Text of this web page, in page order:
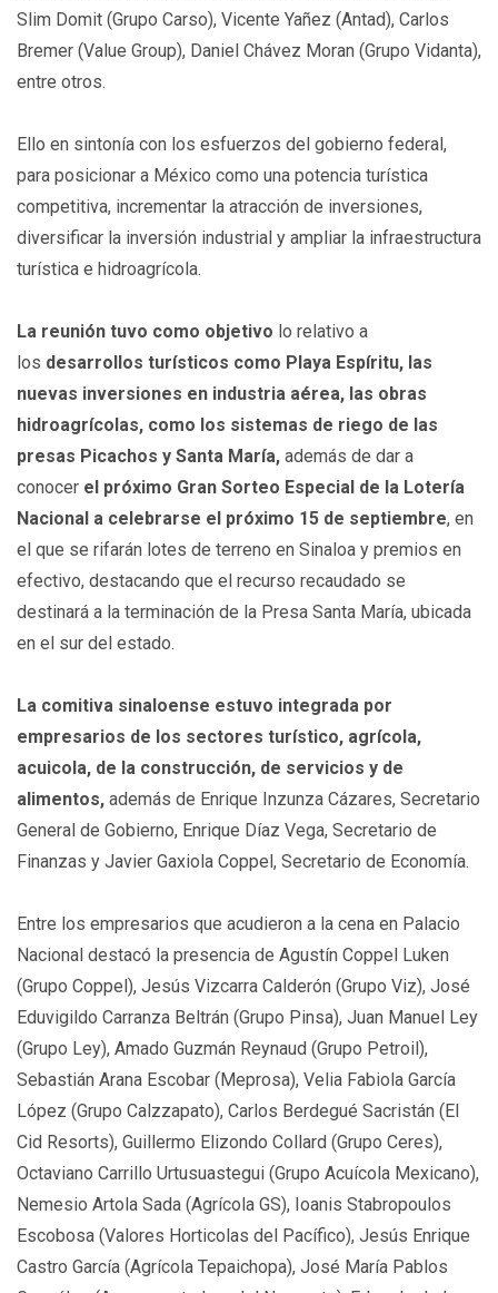
Slim Domit (Grupo Carso), Vicente Yañez (Antad), Carlos
Bremer (Value Group), Daniel Chávez Moran (Grupo Vidanta),
entre otros.
Ello en sintonía con los esfuerzos del gobierno federal,
para posicionar a México como una potencia turística
competitiva, incrementar la atracción de inversiones,
diversificar la inversión industrial y ampliar la infraestructura
turística e hidroagrícola.
La reunión tuvo como objetivo lo relativo a
los desarrollos turísticos como Playa Espíritu, las
nuevas inversiones en industria aérea, las obras
hidroagrícolas, como los sistemas de riego de las
presas Picachos y Santa María, además de dar a
conocer el próximo Gran Sorteo Especial de la Lotería
Nacional a celebrarse el próximo 15 de septiembre, en
el que se rifarán lotes de terreno en Sinaloa y premios en
efectivo, destacando que el recurso recaudado se
destinará a la terminación de la Presa Santa María, ubicada
en el sur del estado.
La comitiva sinaloense estuvo integrada por
empresarios de los sectores turístico, agrícola,
acuicola, de la construcción, de servicios y de
alimentos, además de Enrique Inzunza Cázares, Secretario
General de Gobierno, Enrique Díaz Vega, Secretario de
Finanzas y Javier Gaxiola Coppel, Secretario de Economía.
Entre los empresarios que acudieron a la cena en Palacio
Nacional destacó la presencia de Agustín Coppel Luken
(Grupo Coppel), Jesús Vizcarra Calderón (Grupo Viz), José
Eduvigildo Carranza Beltrán (Grupo Pinsa), Juan Manuel Ley
(Grupo Ley), Amado Guzmán Reynaud (Grupo Petroil),
Sebastián Arana Escobar (Meprosa), Velia Fabiola García
López (Grupo Calzzapato), Carlos Berdegué Sacristán (El
Cid Resorts), Guillermo Elizondo Collard (Grupo Ceres),
Octaviano Carrillo Urtusuastegui (Grupo Acuícola Mexicano),
Nemesio Artola Sada (Agrícola GS), Ioanis Stabropoulos
Escobosa (Valores Horticolas del Pacífico), Jesús Enrique
Castro García (Agrícola Tepaichopa), José María Pablos